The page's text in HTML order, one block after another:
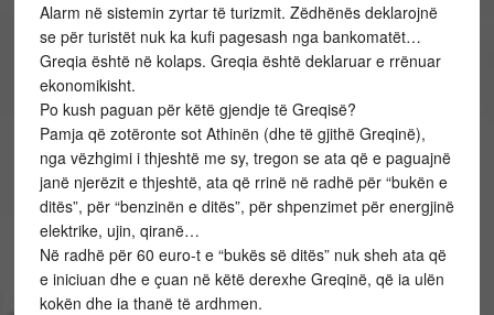
Alarm në sistemin zyrtar të turizmit. Zëdhënës deklarojnë
se për turistët nuk ka kufi pagesash nga bankomatët…
Greqia është në kolaps. Greqia është deklaruar e rrënuar
ekonomikisht.
Po kush paguan për këtë gjendje të Greqisë?
Pamja që zotëronte sot Athinën (dhe të gjithë Greqinë),
nga vëzhgimi i thjeshtë me sy, tregon se ata që e paguajnë
janë njerëzit e thjeshtë, ata që rrinë në radhë për “bukën e
ditës”, për “benzinën e ditës”, për shpenzimet për energjinë
elektrike, ujin, qiranë…
Në radhë për 60 euro-t e “bukës së ditës” nuk sheh ata që
e iniciuan dhe e çuan në këtë derexhe Greqinë, që ia ulën
kokën dhe ia thanë të ardhmen.